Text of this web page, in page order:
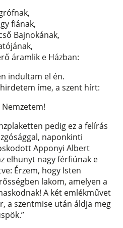
fiának,
Bajnokának,
áramlik e Házban:
indultam el én.
íme, a szent hírt:
Nemzetem!
pedig ez a felírás
naponkinti
Apponyi Albert
elhunyt nagy férfiúnak e
Érzem, hogy Isten
lakom, amelyen a
A két emlékművet
a szentmise után áldja meg